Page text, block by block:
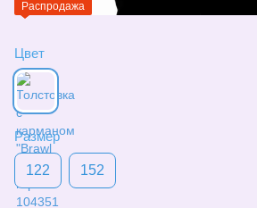
Распродажа
Цвет
Размер
122 152